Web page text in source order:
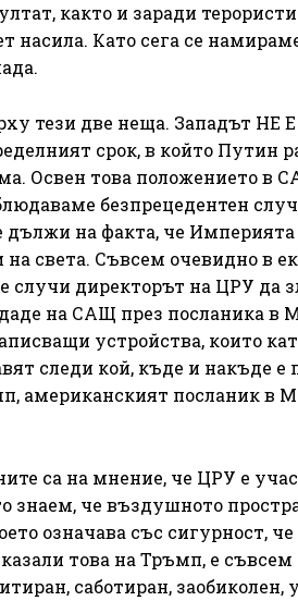
както и заради
насила. Като сега се
тези две неща. Западът НЕ
срок, в който Путин
Освен това положението в
безпрецедентен
дължи на факта, че
света. Съвсем очевидно в
случи директорът на ЦРУ да
на САЩ през посланика в
устройства, които
следи кой, къде и накъде е
американският посланик в
са на мнение, че ЦРУ е
знаем, че въздушното
означава със сигурност,
това на Тръмп, е
саботиран, заобиколен,